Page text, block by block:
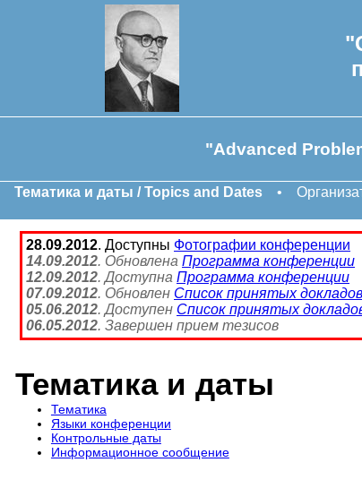
"Advanced
Тематика и даты / Topics and Dates •
28.09.2012. Доступны Фотографии конференции
14.09.2012. Обновлена Программа конференции
12.09.2012. Доступна Программа конференции
07.09.2012. Обновлен Список принятых докладов
05.06.2012. Доступен Список принятых
06.05.2012. Завершен прием тезисов
Тематика и даты
Тематика
Языки конференции
Контрольные даты
Информационное сообщение